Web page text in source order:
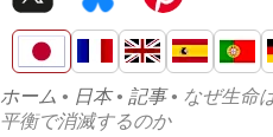
ホーム • 日本• 記事• なぜ生命
平衡で消滅するのか